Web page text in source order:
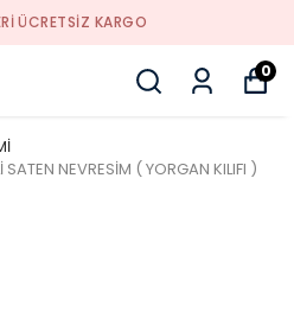
ÜCRETSIZ KARGO
0
SATEN NEVRESİM ( YORGAN KILIFI )